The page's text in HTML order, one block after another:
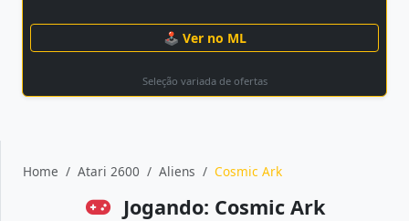
🕹 Ver no ML
Seleção variada de ofertas
Home Atari 2600 Aliens Cosmic Ark
Jogando: Cosmic Ark